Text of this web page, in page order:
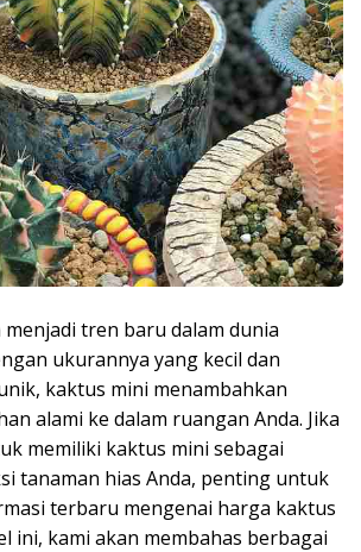
tren baru dalam dunia
ukurannya yang kecil dan
kaktus mini menambahkan
alami ke dalam ruangan Anda. Jika
memiliki kaktus mini sebagai
tanaman hias Anda, penting untuk
terbaru mengenai harga kaktus
ini, kami akan membahas berbagai